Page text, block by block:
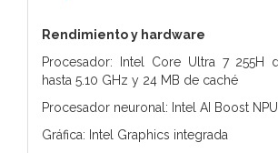
Rendimiento y hardware
Procesador: Intel Core Ultra 7 255H
hasta 5.10 GHz y 24 MB de caché
Procesador neuronal: Intel AI Boost
Gráfica: Intel Graphics integrada